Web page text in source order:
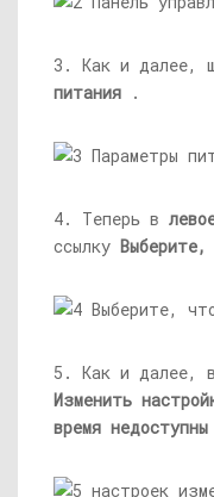
3. Как и далее,
питания .
4. Теперь в
ссылку
5. Как и далее,
Изменить
время недоступны